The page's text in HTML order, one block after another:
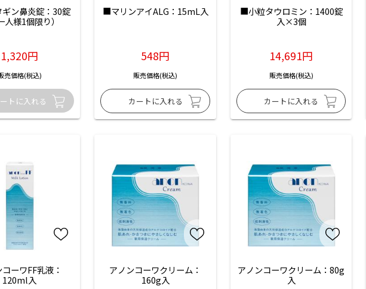
ン鼻炎錠：30錠
人様1個限り）
1,320円
売価格(税込)
■マリンアイALG：15mL入
548円
販売価格(税込)
■小粒タウロミン：1400錠
入×3個
14,691円
販売価格(税込)
ーワFF乳液：
120ml入
アノンコーワクリーム：
160g入
アノンコーワクリーム：80g
入